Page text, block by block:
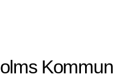
Kommun